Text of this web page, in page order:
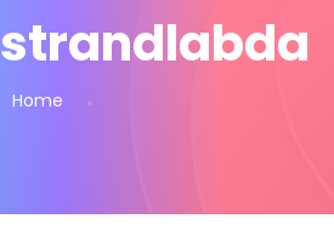
strandlabda
Home